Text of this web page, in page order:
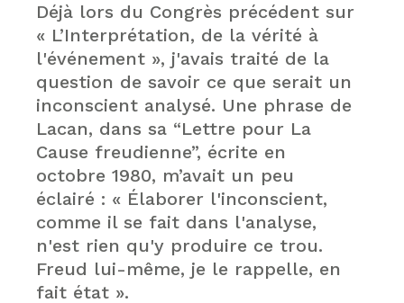
Déjà lors du Congrès précédent sur
« L’Interprétation, de la vérité à
l'événement », j'avais traité de la
question de savoir ce que serait un
inconscient analysé. Une phrase de
Lacan, dans sa “Lettre pour La
Cause freudienne”, écrite en
octobre 1980, m’avait un peu
éclairé : « Élaborer l'inconscient,
comme il se fait dans l'analyse,
n'est rien qu'y produire ce trou.
Freud lui-même, je le rappelle, en
fait état ».